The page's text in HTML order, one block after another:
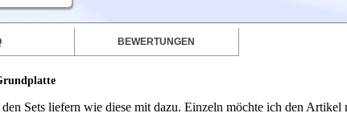
BEWERTUNGEN
Sets liefern wie diese mit dazu. Einzeln möchte ich den Artikel